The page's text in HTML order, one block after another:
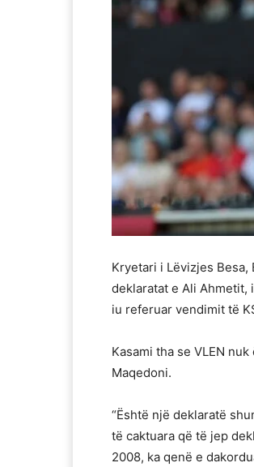
Kryetari i Lëvizjes
deklaratat e Ali Ahmetit,
iu referuar vendimit të
Kasami tha se VLEN
Maqedoni.
“Është një deklaratë
të caktuara që të jep
2008, ka qenë e